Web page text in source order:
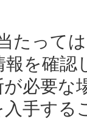
たって
を確認
必要
手する